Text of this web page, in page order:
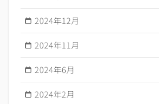
2024年12月
2024年11月
2024年6月
2024年2月